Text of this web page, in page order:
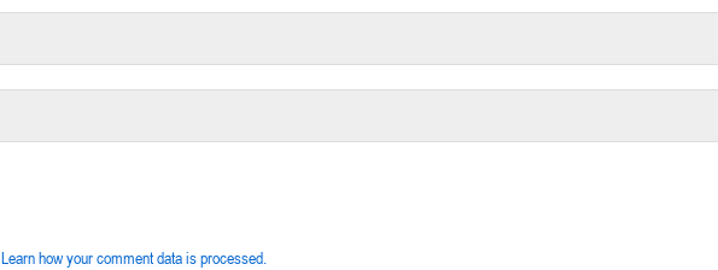
Learn how your comment data is processed.